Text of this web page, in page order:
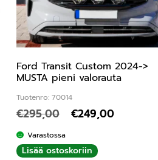
Ford Transit Custom 2024->
MUSTA pieni valorauta
Tuotenro: 70014
€295,00 €249,00
Varastossa
Lisää ostoskoriin